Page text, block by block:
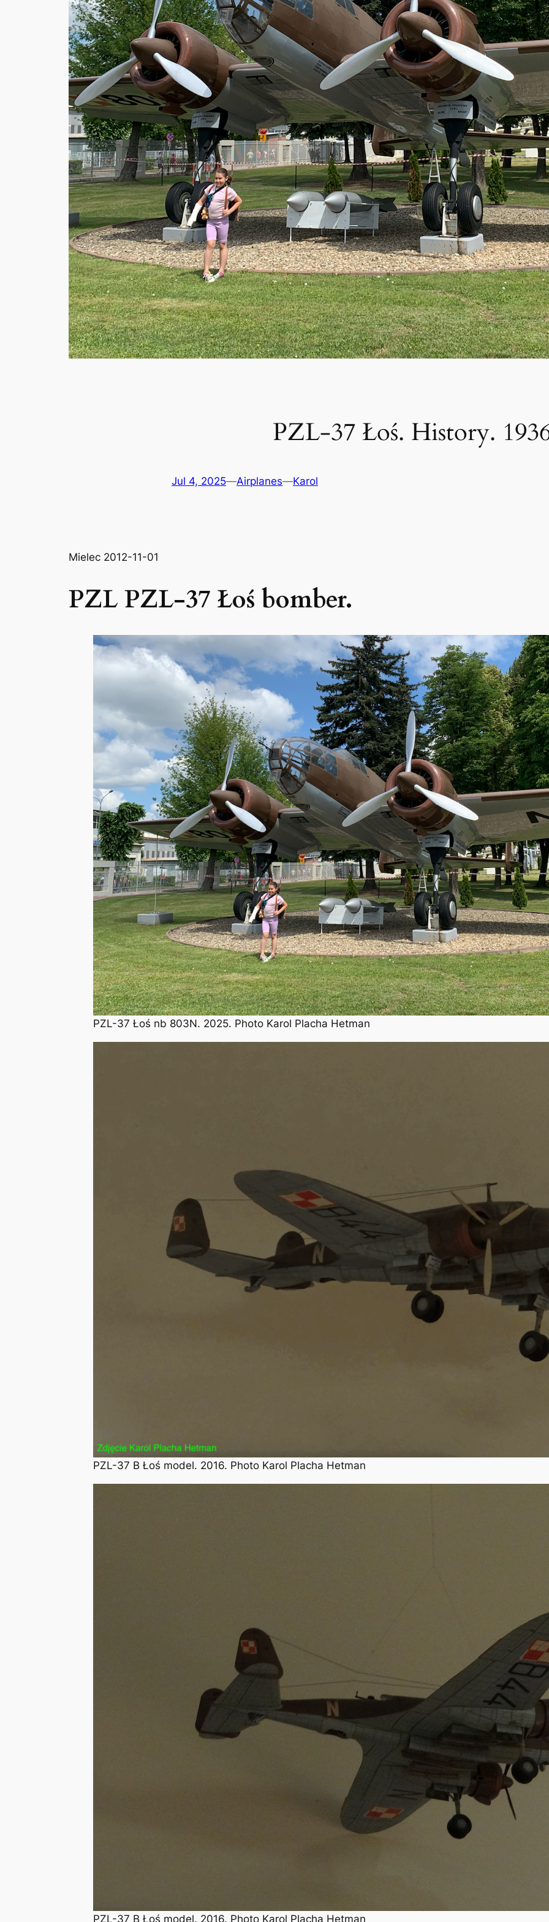
PZL-37 Łoś. History.
Jul 4, 2025—Airplanes—Karol
Mielec 2012-11-01
PZL PZL-37 Łoś bomber.
PZL-37 Łoś nb 803N. 2025. Photo Karol Placha Hetman
PZL-37 B Łoś model. 2016. Photo Karol Placha Hetman
PZL-37 B Łoś model. 2016. Photo Karol Placha Hetman